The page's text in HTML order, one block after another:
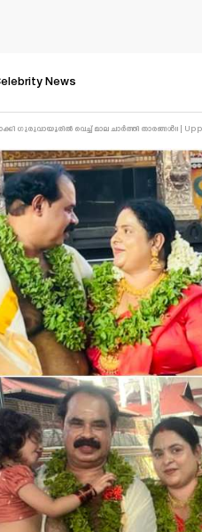
News
ഗുരുവായൂരിൽ വെച്ച് മാല ചാർത്തി താരങ്ങൾ!! |